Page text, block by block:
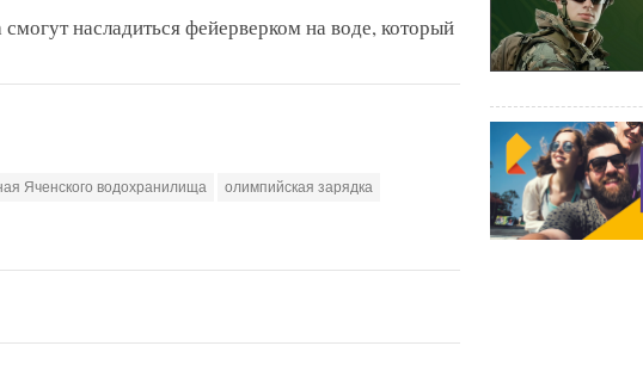
насладиться фейерверком на воде, который
Яченского водохранилища олимпийская зарядка